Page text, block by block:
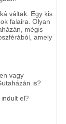
váltak. Egy kis
falaira. Olyan
mégis
amely
vagy
is?
el?